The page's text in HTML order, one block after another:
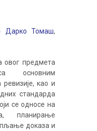
Дарко Томаш,
предмета
основним
ревизије, као и
стандарда
се односе на
планирање
доказа и